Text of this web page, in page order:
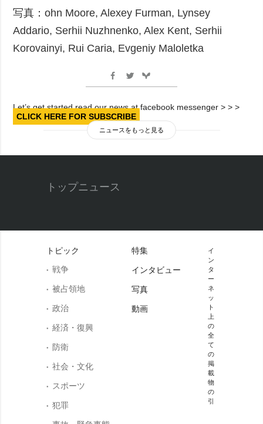
写真：ohn Moore, Alexey Furman, Lynsey
Addario, Serhii Nuzhnenko, Alex Kent, Serhii
Korovainyi, Rui Caria, Evgeniy Maloletka
Let’s get started read our news at facebook messenger > > >
CLICK HERE FOR SUBSCRIBE
ニュースをもっと見る
トップニュース
トピック
戦争
被占領地
政治
経済・復興
防衛
社会・文化
スポーツ
犯罪
特集
インタビュー
写真
動画
イ
ン
タ
ー
ネ
ッ
ト
上
の
全
て
の
掲
載
物
の
引